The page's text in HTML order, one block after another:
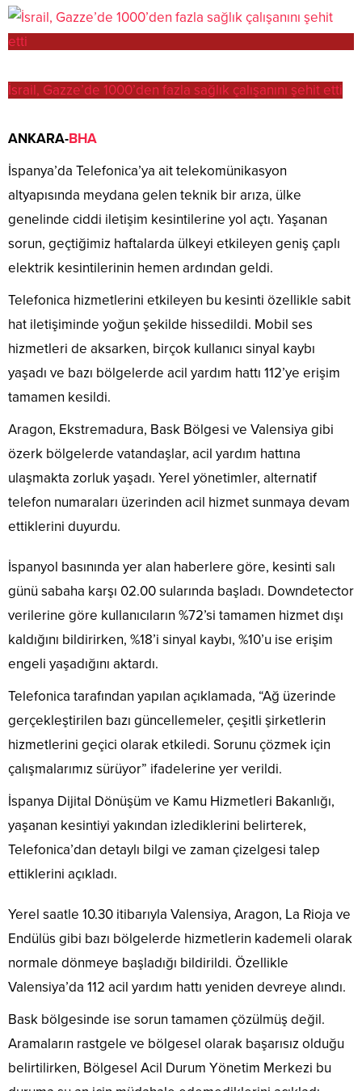
İsrail, Gazze’de 1000’den fazla sağlık çalışanını şehit etti
ANKARA-BHA
İspanya’da Telefonica’ya ait telekomünikasyon
altyapısında meydana gelen teknik bir arıza, ülke
genelinde ciddi iletişim kesintilerine yol açtı. Yaşanan
sorun, geçtiğimiz haftalarda ülkeyi etkileyen geniş çaplı
elektrik kesintilerinin hemen ardından geldi.
Telefonica hizmetlerini etkileyen bu kesinti özellikle sabit
hat iletişiminde yoğun şekilde hissedildi. Mobil ses
hizmetleri de aksarken, birçok kullanıcı sinyal kaybı
yaşadı ve bazı bölgelerde acil yardım hattı 112’ye erişim
tamamen kesildi.
Aragon, Ekstremadura, Bask Bölgesi ve Valensiya gibi
özerk bölgelerde vatandaşlar, acil yardım hattına
ulaşmakta zorluk yaşadı. Yerel yönetimler, alternatif
telefon numaraları üzerinden acil hizmet sunmaya devam
ettiklerini duyurdu.
İspanyol basınında yer alan haberlere göre, kesinti salı
günü sabaha karşı 02.00 sularında başladı. Downdetector
verilerine göre kullanıcıların %72’si tamamen hizmet dışı
kaldığını bildirirken, %18’i sinyal kaybı, %10’u ise erişim
engeli yaşadığını aktardı.
Telefonica tarafından yapılan açıklamada, “Ağ üzerinde
gerçekleştirilen bazı güncellemeler, çeşitli şirketlerin
hizmetlerini geçici olarak etkiledi. Sorunu çözmek için
çalışmalarımız sürüyor” ifadelerine yer verildi.
İspanya Dijital Dönüşüm ve Kamu Hizmetleri Bakanlığı,
yaşanan kesintiyi yakından izlediklerini belirterek,
Telefonica’dan detaylı bilgi ve zaman çizelgesi talep
ettiklerini açıkladı.
Yerel saatle 10.30 itibarıyla Valensiya, Aragon, La Rioja ve
Endülüs gibi bazı bölgelerde hizmetlerin kademeli olarak
normale dönmeye başladığı bildirildi. Özellikle
Valensiya’da 112 acil yardım hattı yeniden devreye alındı.
Bask bölgesinde ise sorun tamamen çözülmüş değil.
Aramaların rastgele ve bölgesel olarak başarısız olduğu
belirtilirken, Bölgesel Acil Durum Yönetim Merkezi bu